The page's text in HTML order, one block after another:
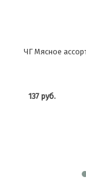
ЧГ Мясное
137 руб.